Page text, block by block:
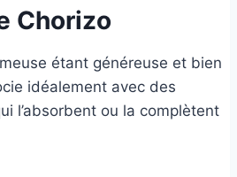
Chorizo
étant généreuse et bien
idéalement avec des
l’absorbent ou la complètent